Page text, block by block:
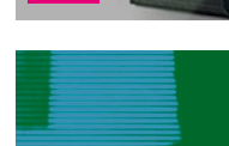
nicht abwertend,
wissen. Also sie
Frömmigkeitstil
Und da liest man lang
der Teufel im Alten